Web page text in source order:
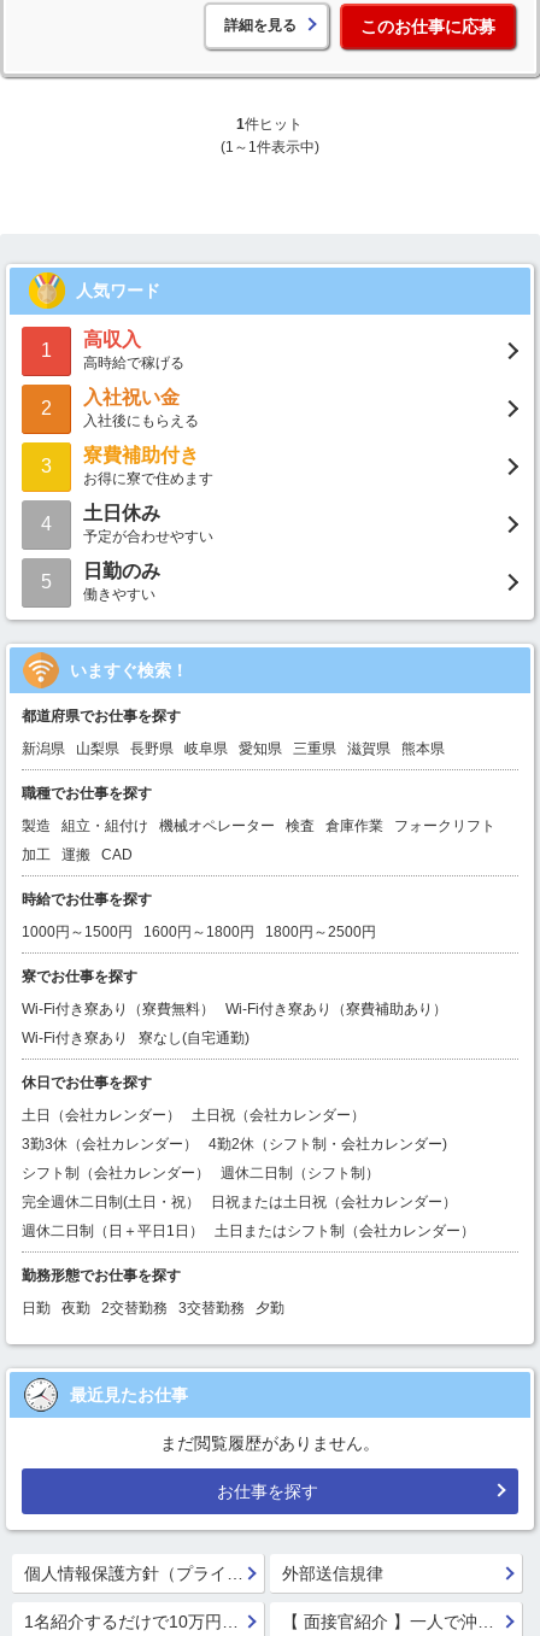
詳細を見る このお仕事に応募
1件ヒット
(1～1件表示中)
人気ワード
1
高収入
高時給で稼げる
2
入社祝い金
入社後にもらえる
3
寮費補助付き
お得に寮で住めます
4
土日休み
予定が合わせやすい
5
日勤のみ
働きやすい
いますぐ検索！
都道府県でお仕事を探す
新潟県
山梨県 長野県 岐阜県 愛知県 三重県 滋賀県 熊本県
職種でお仕事を探す
製造
組立・組付け 機械オペレーター 検査 倉庫作業
フォークリフト
加工
運搬 CAD
時給でお仕事を探す
1000円～1500円
1600円～1800円 1800円～2500円
寮でお仕事を探す
Wi-Fi付き寮あり（寮費無料）
Wi-Fi付き寮あり（寮費補助あり）
Wi-Fi付き寮あり
寮なし(自宅通勤)
休日でお仕事を探す
土日（会社カレンダー）
土日祝（会社カレンダー）
3勤3休（会社カレンダー）
4勤2休（シフト制・会社カレンダー)
シフト制（会社カレンダー）
週休二日制（シフト制）
完全週休二日制(土日・祝）
日祝または土日祝（会社カレンダー）
週休二日制（日＋平日1日）
土日またはシフト制（会社カレンダー）
勤務形態でお仕事を探す
日勤
夜勤 2交替勤務 3交替勤務 夕勤
最近見たお仕事
まだ閲覧履歴がありません。
お仕事を探す
外部送信規律